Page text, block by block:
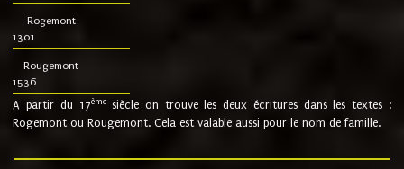
Rogemont
1301
Rougemont
1536
A partir du 17ème siècle on trouve les deux écritures dans les textes :
Rogemont ou Rougemont. Cela est valable aussi pour le nom de famille.